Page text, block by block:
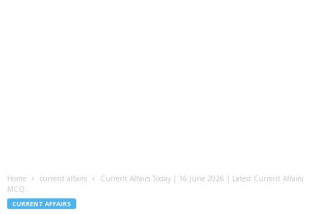
Home current affairs
Current Affairs Today | 16 June 2026 | Latest Current Affairs
MCQ...
CURRENT AFFAIRS